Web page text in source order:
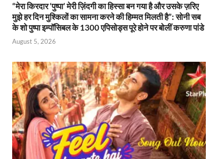
“मेरा किरदार ‘पुष्पा’ मेरी ज़िंदगी का हिस्सा बन गया है और उसके ज़रिए
मुझे हर दिन मुश्किलों का सामना करने की हिम्मत मिलती है”: सोनी सब
के शो पुष्पा इम्पॉसिबल के 1300 एपिसोड्स पूरे होने पर बोलीं करुणा पांडे
August 5, 2026